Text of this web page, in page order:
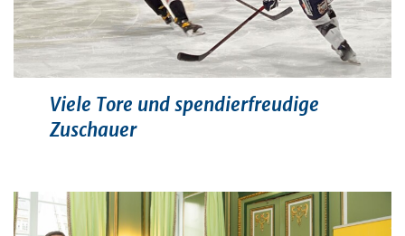
Viele Tore und spendierfreudige
Zuschauer